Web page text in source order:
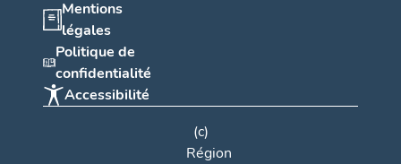
Mentions
légales
Politique de
confidentialité
Accessibilité
(c)
Région